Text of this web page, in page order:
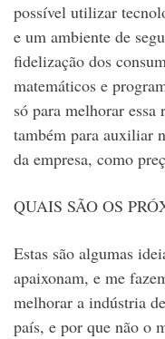
possível utilizar
e um ambiente de
fidelização dos
matemáticos e
só para melhorar
também para auxiliar
da empresa, como
QUAIS SÃO OS
Estas são algumas
apaixonam, e me
melhorar a indústria
país, e por que não o